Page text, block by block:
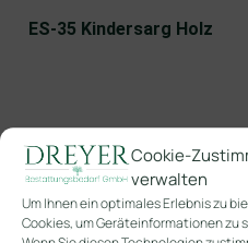
Cookie-
verwalten
Um Ihnen ein optimales Erlebnis zu
Cookies, um Geräteinformationen zu
ES-35 Kindersarg Holz